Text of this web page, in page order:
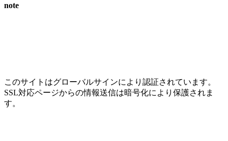
note
このサイトはグローバルサインにより認証されています。
SSL対応ページからの情報送信は暗号化により保護されま
す。